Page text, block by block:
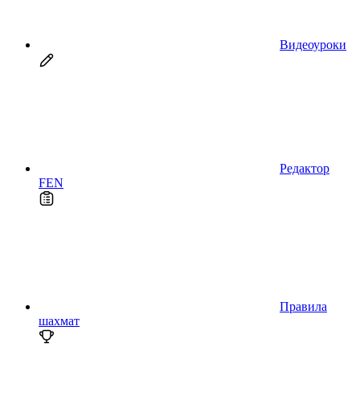
Видеоуроки
Редактор
FEN
Правила
шахмат